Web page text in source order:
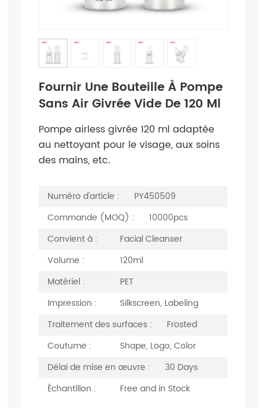
Fournir Une Bouteille À Pompe
Sans Air Givrée Vide De 120 Ml
Pompe airless givrée 120 ml adaptée
au nettoyant pour le visage, aux soins
des mains, etc.
Numéro d'article :
PY450509
Commande (MOQ) :
10000pcs
Convient à :
Facial Cleanser
Volume :
120ml
Matériel :
PET
Impression :
Silkscreen, Labeling
Traitement des surfaces :
Frosted
Coutume :
Shape, Logo, Color
Délai de mise en œuvre :
30 Days
Échantillon :
Free and in Stock